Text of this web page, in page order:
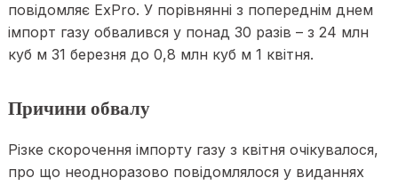
повідомляє ExPro. У порівнянні з попереднім днем
імпорт газу обвалився у понад 30 разів – з 24 млн
куб м 31 березня до 0,8 млн куб м 1 квітня.
Причини обвалу
Різке скорочення імпорту газу з квітня очікувалося,
про що неодноразово повідомлялося у виданнях